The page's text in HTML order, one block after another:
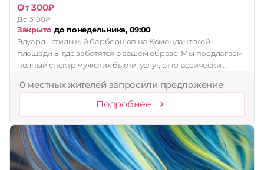
От 300₽
До 3100₽
Закрыто до понедельника, 09:00
Эдуард - стильный барбершоп на Комендантской
площади 8, где заботятся о вашем образе. Мы предлагаем
полный спектр мужских бьюти-услуг, от классически…
0 местных жителей запросили предложение
Подробнее